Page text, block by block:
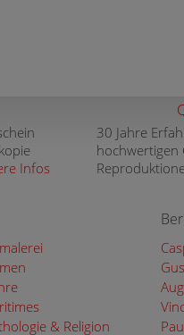
Infos
30 Jahre
hochwertigen
& Religion